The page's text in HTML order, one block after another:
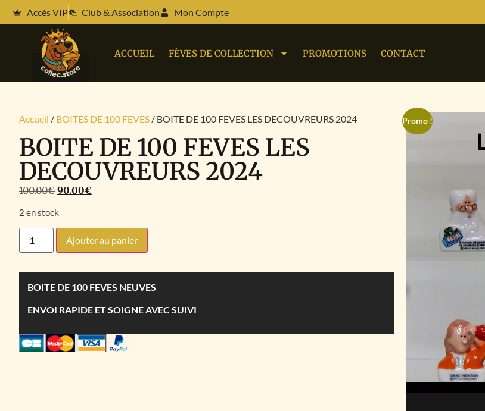
Accès VIP Club & Association Mon Compte
ACCUEIL FÈVES DE COLLECTION PROMOTIONS CONTACT
Accueil / BOITES DE 100 FEVES / BOITE DE 100 FEVES LES DECOUVREURS 2024
BOITE DE 100 FEVES LES
DECOUVREURS 2024
100.00€ 90.00€
2 en stock
Ajouter au panier
BOITE DE 100 FEVES NEUVES
ENVOI RAPIDE ET SOIGNE AVEC SUIVI
Promo !